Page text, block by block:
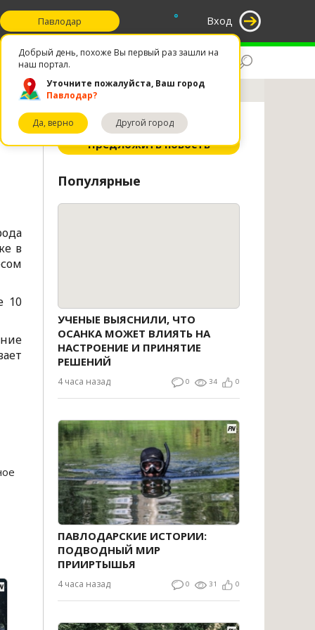
Вход
°
Павлодар
Добрый день, похоже Вы первый раз зашли на
наш портал.
Уточните пожалуйста, Ваш город
Павлодар?
Да, верно Другой город
Избранное
Предложить новость
Популярные
УЧЕНЫЕ ВЫЯСНИЛИ, ЧТО
ОСАНКА МОЖЕТ ВЛИЯТЬ НА
НАСТРОЕНИЕ И ПРИНЯТИЕ
РЕШЕНИЙ
4 часа назад 0 34 0
ПАВЛОДАРСКИЕ ИСТОРИИ:
ПОДВОДНЫЙ МИР
ПРИИРТЫШЬЯ
4 часа назад 0 31 0
в
10